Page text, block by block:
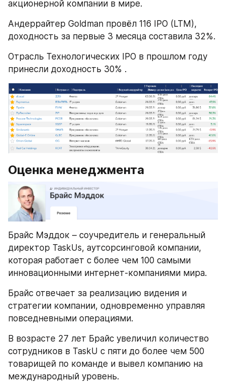
акционерной компании в мире.
Андеррайтер Goldman провёл 116 IPO (LTM),
доходность за первые 3 месяца составила 32%.
Отрасль Технологических IPO в прошлом году
принесли доходность 30% .
Оценка менеджмента
Брайс Мэддок – соучредитель и генеральный
директор TaskUs, аутсорсинговой компании,
которая работает с более чем 100 самыми
инновационными интернет-компаниями мира.
Брайс отвечает за реализацию видения и
стратегии компании, одновременно управляя
повседневными операциями.
В возрасте 27 лет Брайс увеличил количество
сотрудников в TaskU с пяти до более чем 500
товарищей по команде и вывел компанию на
международный уровень.